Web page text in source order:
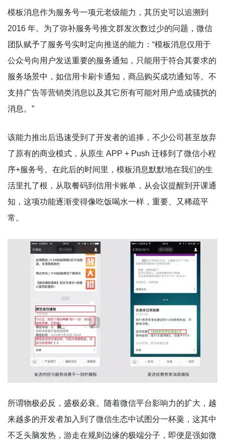
模板消息作为服务号一项元老级能力，其历史可以追溯到
2016 年。为了弥补服务号推文群发次数过少的问题，微信
团队赋予了服务号实时定向推送的能力：“模板消息仅用于
公众号向用户发送重要的服务通知，只能用于符合其要求的
服务场景中，如信用卡刷卡通知，商品购买成功通知等。不
支持广告等营销类消息以及其它所有可能对用户造成骚扰的
消息。”
该能力推出后迅速受到了开发者的追捧，不少公司甚至放弃
了原有的商业模式，从原生 APP + Push 迁移到了微信小程
序+服务号。在此后的时间里，模板消息默默地在我们的生
活里扎了根，从取餐码到信用卡账单，从会议提醒到开课通
知，这项功能逐渐变得像吃饭喝水一样，重要、又稀疏平
常。
所谓物极必反，盛极必衰。随着微信平台影响力的扩大，越
来越多的开发者加入到了微信生态中试图分一杯羹，这其中
不乏头脑发热，游走在规则边缘的极端分子，即便是强如微